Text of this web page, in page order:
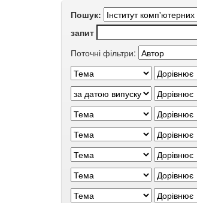
Пошук:
запит
Поточні фільтри: